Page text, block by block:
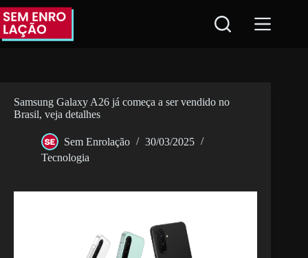
Pular
para
conteúdo
Samsung Galaxy A26 já começa a ser vendido no
Brasil, veja detalhes
Sem Enrolação
30/03/2025
Tecnologia